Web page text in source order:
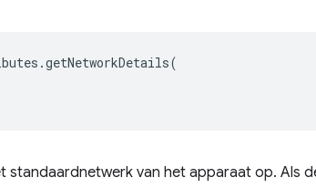
.getNetworkDetails(
standaardnetwerk van het apparaat op. Als